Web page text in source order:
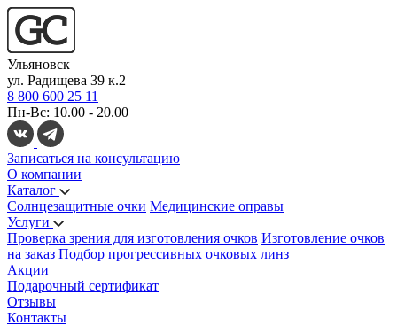
Ульяновск
ул. Радищева 39 к.2
8 800 600 25 11
Пн-Вс: 10.00 - 20.00
Записаться на консультацию
О компании
Каталог
Солнцезащитные очки Медицинские оправы
Услуги
Проверка зрения для изготовления очков Изготовление очков
на заказ Подбор прогрессивных очковых линз
Акции
Подарочный сертификат
Отзывы
Контакты